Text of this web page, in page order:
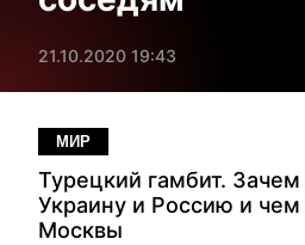
21.10.2020 19:43
МИР
Турецкий гамбит.
Украину и Россию и чем
Москвы